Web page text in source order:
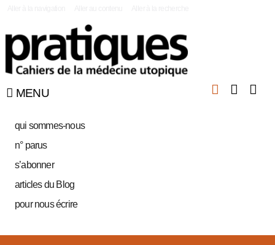
MENU
qui sommes-nous
n° parus
s’abonner
articles du Blog
pour nous écrire